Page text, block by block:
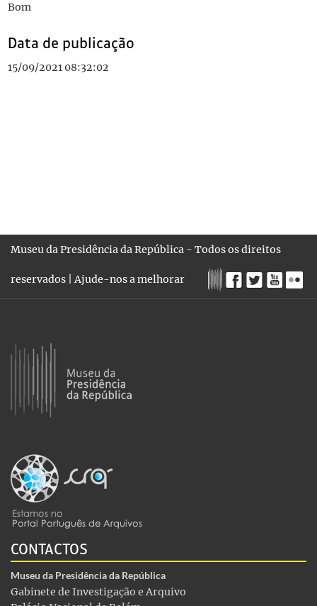
Bom
Data de publicação
15/09/2021 08:32:02
Museu da Presidência da República - Todos os direitos
reservados |Ajude-nos a melhorar
CONTACTOS
Museu da Presidência da República
Gabinete de Investigação e Arquivo